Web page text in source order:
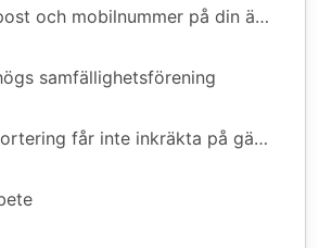
Viktigt med Epost och mobilnummer på din ägarsida.
samfällighetsförening
Plats för hemsortering får inte inkräkta på gällande vägområde